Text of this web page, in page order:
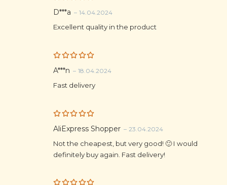
Rated5
D***a – 14.04.2024
Excellent quality in the product
Rated5
A***n – 18.04.2024
Fast delivery
Rated5
out of 5
AliExpress Shopper – 23.04.2024
Not the cheapest, but very good! 🙂 I would
definitely buy again. Fast delivery!